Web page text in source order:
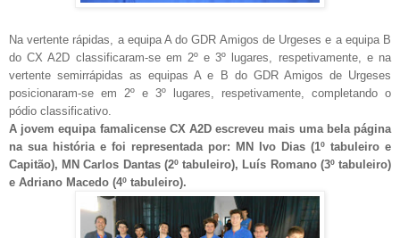
Na vertente rápidas, a equipa A do GDR Amigos de Urgeses e a equipa B
do CX A2D classificaram-se em 2º e 3º lugares, respetivamente, e na
vertente semirrápidas as equipas A e B do GDR Amigos de Urgeses
posicionaram-se em 2º e 3º lugares, respetivamente, completando o
pódio classificativo.
A jovem equipa famalicense CX A2D escreveu mais uma bela página
na sua história e foi representada por: MN Ivo Dias (1º tabuleiro e
Capitão), MN Carlos Dantas (2º tabuleiro), Luís Romano (3º tabuleiro)
e Adriano Macedo (4º tabuleiro).